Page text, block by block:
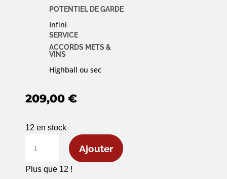
POTENTIEL DE GARDE
Infini
SERVICE
ACCORDS METS &
VINS
Highball ou sec
209,00 €
12 en stock
Macallan
Ajouter
Plus que 12 !